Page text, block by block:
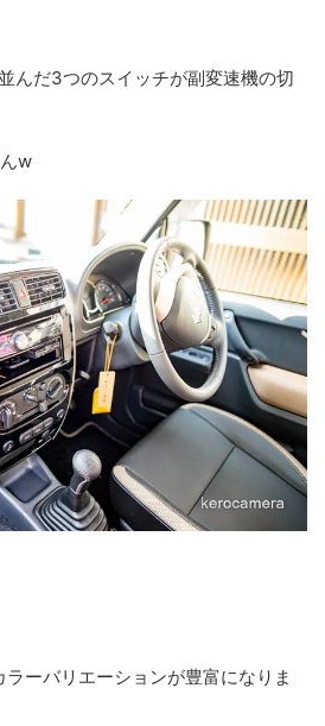
んだ3つのスイッチが副変速機の切
w
ーバリエーションが豊富になりま